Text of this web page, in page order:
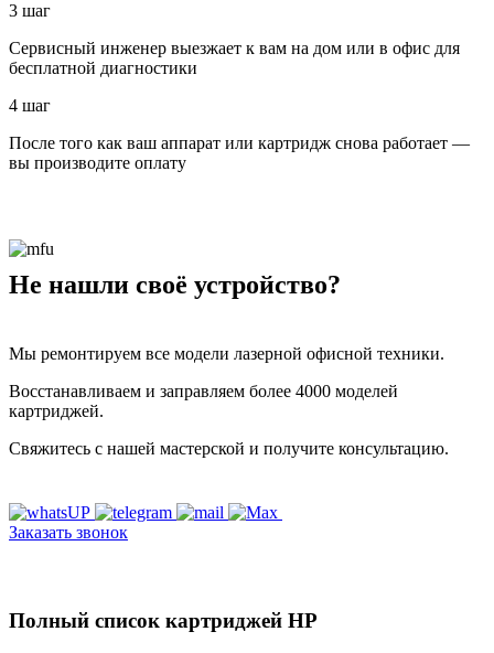
3 шаг
Сервисный инженер выезжает к вам на дом или в офис для
бесплатной диагностики
4 шаг
После того как ваш аппарат или картридж снова работает —
вы производите оплату
Не нашли своё устройство?
Мы ремонтируем все модели лазерной офисной техники.
Восстанавливаем и заправляем более 4000 моделей
картриджей.
Свяжитесь с нашей мастерской и получите консультацию.
Заказать звонок
Полный список картриджей HP